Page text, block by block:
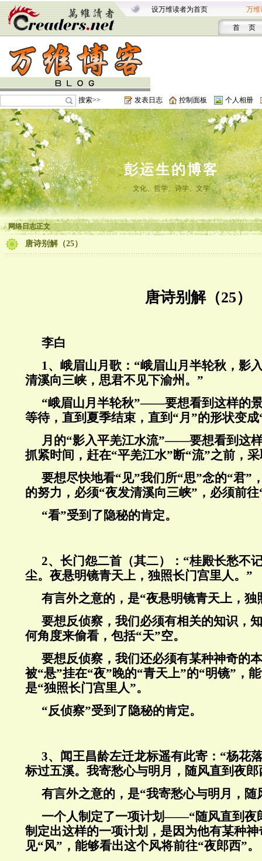
设万维读者为首页 万维
首 页
搜索>> 发表日志 控制面板 个人相册
彭运生的博客
文化、哲学、诗学、文学
网络日志正文
唐诗别解（25）
唐诗别解（25）
李白
1、峨眉山月歌：“峨眉山月半轮秋，影
清溪向三峡，思君不见下渝州。”
“峨眉山月半轮秋”——要想看到这样的
等待，直到夏季结束，直到“月”的形状变
月的“影入平羌江水流”——要想看到这
抓紧时间，赶在“平羌江水”断“流”之前，
要想尽快地看“见”我们所“思”念的“君”
的努力，必须“夜发清溪向三峡”，必须前
“看”受到了隐秘的肯定。
2、长门怨二首（其二）：“桂殿长愁不
尘。夜悬明镜青天上，独照长门宫里人。”
有言外之意的，是“夜悬明镜青天上，独
要想反侦察，我们必须有相关的知识，
何角度来偷看，包括“天”空。
要想反侦察，我们还必须有某种神奇的
被“悬”挂在“夜”晚的“青天上”的“明镜”，
是“独照长门宫里人”。
“反侦察”受到了隐秘的肯定。
3、闻王昌龄左迁龙标遥有此寄：“杨花
标过五溪。我寄愁心与明月，随风直到夜郎
有言外之意的，是“我寄愁心与明月，随
一个人制定了一项计划——“随风直到夜
制定出这样的一项计划，是因为他有某种
见“风”，能够看出这个风将前往“夜郎西”。